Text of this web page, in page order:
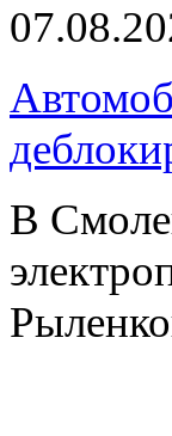
В